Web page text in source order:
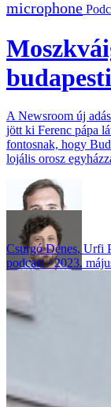
A Newsroom új
jött ki Ferenc pápa
fontosnak, hogy
lojális orosz
Csurgó Dénes, Urfi
podcast
2023.